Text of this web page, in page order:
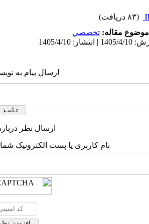
(۸۳ دریافت)
موضوع مقاله: تخصصي
ارسال پیام به
ارسال نظر
نام کاربری یا پست الکترونیک